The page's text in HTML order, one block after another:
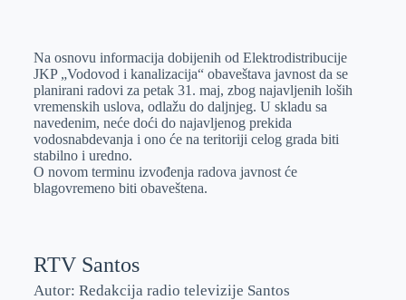
e
r
I
n
s
A
p
p
a
i
l
Na osnovu informacija dobijenih od Elektrodistribucije
JKP „Vodovod i kanalizacija“ obaveštava javnost da se
planirani radovi za petak 31. maj, zbog najavljenih loših
vremenskih uslova, odlažu do daljnjeg. U skladu sa
navedenim, neće doći do najavljenog prekida
vodosnabdevanja i ono će na teritoriji celog grada biti
stabilno i uredno.
O novom terminu izvođenja radova javnost će
blagovremeno biti obaveštena.
RTV Santos
Autor: Redakcija radio televizije Santos